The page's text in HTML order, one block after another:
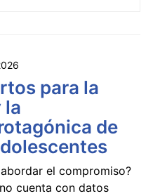
para la
la
de
el compromiso?
cuenta con datos